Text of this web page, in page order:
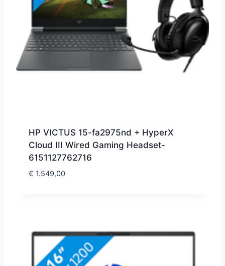
HP VICTUS 15-fa2975nd + HyperX
Cloud III Wired Gaming Headset-
6151127762716
€ 1.549,00